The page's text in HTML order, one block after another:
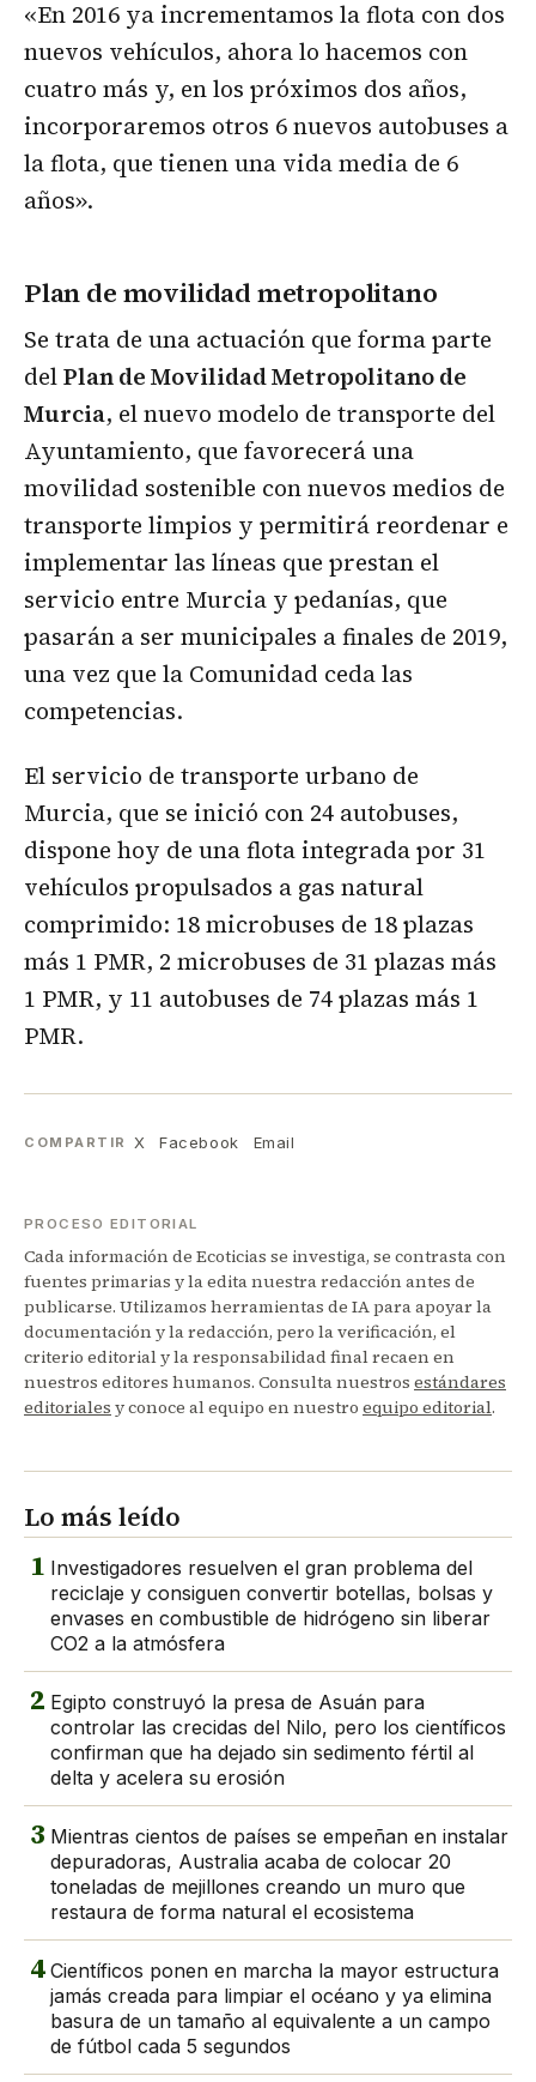
«En 2016 ya incrementamos la flota con dos
nuevos vehículos, ahora lo hacemos con
cuatro más y, en los próximos dos años,
incorporaremos otros 6 nuevos autobuses a
la flota, que tienen una vida media de 6
años».
Plan de movilidad metropolitano
Se trata de una actuación que forma parte
delPlan de Movilidad Metropolitano de
Murcia, el nuevo modelo de transporte del
Ayuntamiento, que favorecerá una
movilidad sostenible con nuevos medios de
transporte limpios y permitirá reordenar e
implementar las líneas que prestan el
servicio entre Murcia y pedanías, que
pasarán a ser municipales a finales de 2019,
una vez que la Comunidad ceda las
competencias.
El servicio de transporte urbano de
Murcia, que se inició con 24 autobuses,
dispone hoy de una flota integrada por 31
vehículos propulsados a gas natural
comprimido: 18 microbuses de 18 plazas
más 1 PMR, 2 microbuses de 31 plazas más
1 PMR, y 11 autobuses de 74 plazas más 1
PMR.
COMPARTIR X Facebook Email
PROCESO EDITORIAL
Cada información de Ecoticias se investiga, se contrasta con
fuentes primarias y la edita nuestra redacción antes de
publicarse. Utilizamos herramientas de IA para apoyar la
documentación y la redacción, pero la verificación, el
criterio editorial y la responsabilidad final recaen en
nuestros editores humanos. Consulta nuestros estándares
editoriales y conoce al equipo en nuestro equipo editorial.
Lo más leído
1 Investigadores resuelven el gran problema del
reciclaje y consiguen convertir botellas, bolsas y
envases en combustible de hidrógeno sin liberar
CO2 a la atmósfera
2 Egipto construyó la presa de Asuán para
controlar las crecidas del Nilo, pero los científicos
confirman que ha dejado sin sedimento fértil al
delta y acelera su erosión
3 Mientras cientos de países se empeñan en instalar
depuradoras, Australia acaba de colocar 20
toneladas de mejillones creando un muro que
restaura de forma natural el ecosistema
4 Científicos ponen en marcha la mayor estructura
jamás creada para limpiar el océano y ya elimina
basura de un tamaño al equivalente a un campo
de fútbol cada 5 segundos